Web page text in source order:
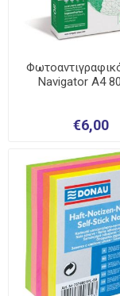
Navigator A4
€6,00